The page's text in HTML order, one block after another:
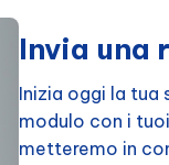
Invia una
Inizia oggi la tua
modulo con i
metteremo in